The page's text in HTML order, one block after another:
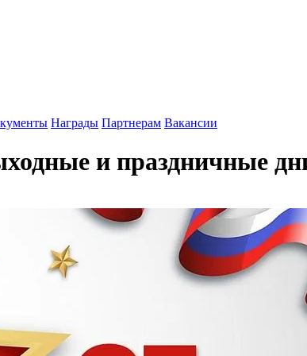
Награды Партнерам Вакансии
и праздничные